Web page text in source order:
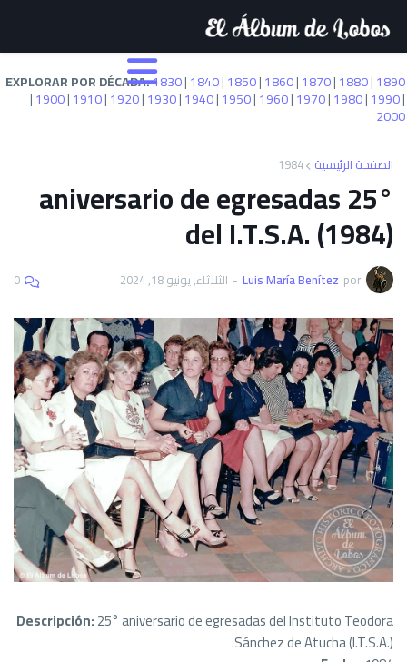
EXPLORAR POR DÉCADA:1830|1840|1850|1860|1870|1880|1890
|1900|1910|1920|1930|1940|1950|1960|1970|1980|1990|
2000
الصفحة الرئيسية 1984
25° aniversario de egresadas
del I.T.S.A. (1984)
por
Luis María Benítez
- الثلاثاء, يونيو 18, 2024 0
Descripción:25° aniversario de egresadas del Instituto Teodora
Sánchez de Atucha (I.T.S.A.).